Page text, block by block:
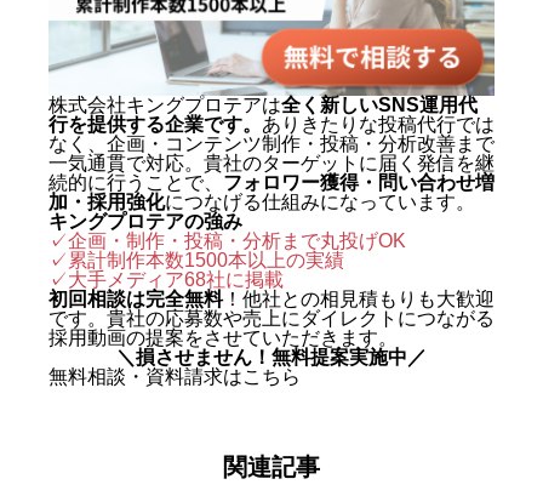
定評がある。 キャリアの原点は、
札幌でも有数のAI先進企業・株式
会社エグゼクティブマーケティン
グジャパン。執行役員を2年間務
め、AIO対策（AI検索最適化）を
はじめとする最先端のAIマーケテ
ィングを実戦の現場で体得した。
2024年に株式会社キングプロテア
を創業。 実績は数字で裏づけられ
ている。SNS運用代行事業では、
自社アカウントを「札幌 SNS運用
gleニュースをはじめ大手メディア
株式会社キングプロテアは全く新しいSNS運用代
行を提供する企業です。 ありきたりな投稿代行では
なく、企画・コンテンツ制作・投稿・分析改善まで
一気通貫で対応。貴社のターゲットに届く発信を継
続的に行うことで、 フォロワー獲得・問い合わせ増
加・採用強化につなげる仕組みになっています。
キングプロテアの強み
✓企画・制作・投稿・分析まで丸投げOK
✓累計制作本数1500本以上の実績
✓大手メディア68社に掲載
初回相談は完全無料！他社との相見積もりも大歓迎
です。貴社の応募数や売上にダイレクトにつながる
採用動画の提案をさせていただきます。
＼損させません！無料提案実施中／
無料相談・資料請求はこちら
関連記事